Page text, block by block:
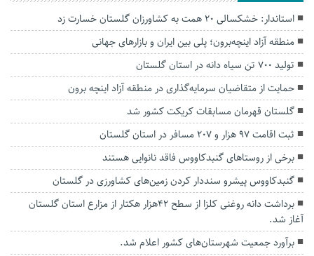
استاندار: خشکسالی ۲۰ همت به کشاورزان گلستان خسارت زد
منطقه آزاد اینچه‌برون؛ پلی بین ایران و بازارهای جهانی
تولید ۷۰۰ تن سیاه دانه در استان گلستان
حمایت از متقاضیان سرمایه‌گذاری در منطقه آزاد اینچه برون
گلستان قهرمان مسابقات کریکت کشور شد
ثبت اقامت ۹۷ هزار و ۲۰۷ مسافر در استان گلستان
برخی از روستاهای گنبدکاووس فاقد نانوایی هستند
گنبدکاووس پیشرو سنددار کردن زمین‌های کشاورزی در گلستان
برداشت دانه روغنی کلزا از سطح ۴۲هزار هکتار از مزارع استان گلستان
آغاز شد.
برآورد جمعیت شهرستان‌های کشور اعلام شد.